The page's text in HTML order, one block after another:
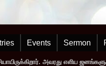
Events Sermon
அவரது எளிய